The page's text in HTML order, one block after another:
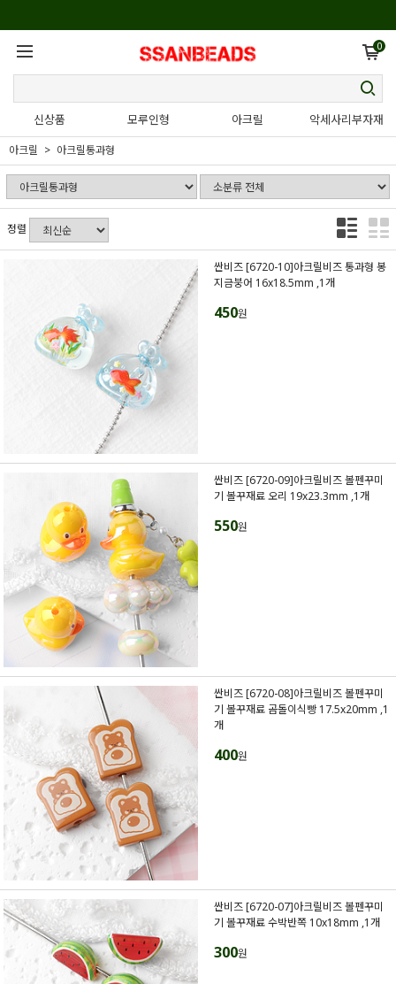
0
신상품 모루인형 아크릴 악세사리부자재
아크릴 아크릴통과형
정렬
싼비즈 [6720-10]아크릴비즈 통과형 봉
지금붕어 16x18.5mm ,1개
450원
싼비즈 [6720-09]아크릴비즈 볼펜꾸미
기 볼꾸재료 오리 19x23.3mm ,1개
550원
싼비즈 [6720-08]아크릴비즈 볼펜꾸미
기 볼꾸재료 곰돌이식빵 17.5x20mm ,1
개
400원
싼비즈 [6720-07]아크릴비즈 볼펜꾸미
기 볼꾸재료 수박반쪽 10x18mm ,1개
300원